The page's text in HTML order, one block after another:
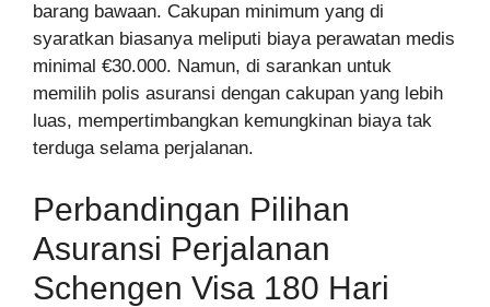
barang bawaan. Cakupan minimum yang di
syaratkan biasanya meliputi biaya perawatan medis
minimal €30.000. Namun, di sarankan untuk
memilih polis asuransi dengan cakupan yang lebih
luas, mempertimbangkan kemungkinan biaya tak
terduga selama perjalanan.
Perbandingan Pilihan
Asuransi Perjalanan
Schengen Visa 180 Hari